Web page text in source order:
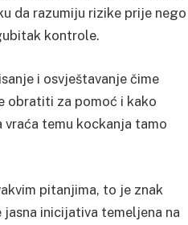
da razumiju rizike prije nego
kontrole.
i osvještavanje čime
obratiti za pomoć i kako
temu kockanja tamo
pitanjima, to je znak
inicijativa temeljena na